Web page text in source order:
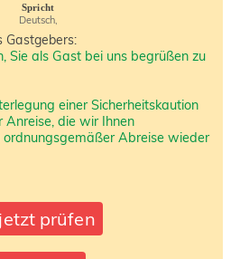
Spricht
Deutsch,
Gastgebers:
Sie als Gast bei uns begrüßen zu
einer Sicherheitskaution
Anreise, die wir Ihnen
Abreise wieder
prüfen